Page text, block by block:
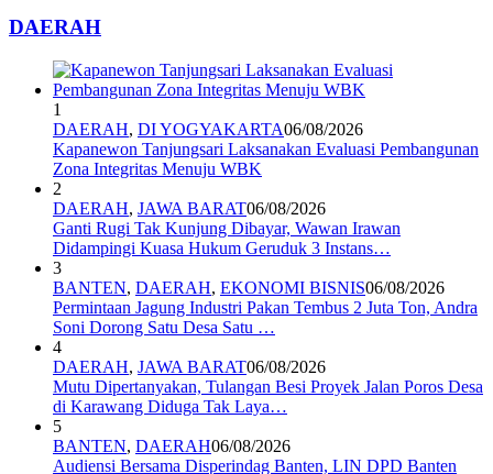
DAERAH
1
DAERAH, DI YOGYAKARTA06/08/2026
Kapanewon Tanjungsari Laksanakan Evaluasi Pembangunan
Zona Integritas Menuju WBK
2
DAERAH, JAWA BARAT06/08/2026
Ganti Rugi Tak Kunjung Dibayar, Wawan Irawan
Didampingi Kuasa Hukum Geruduk 3 Instans…
3
BANTEN, DAERAH, EKONOMI BISNIS06/08/2026
Permintaan Jagung Industri Pakan Tembus 2 Juta Ton, Andra
Soni Dorong Satu Desa Satu …
4
DAERAH, JAWA BARAT06/08/2026
Mutu Dipertanyakan, Tulangan Besi Proyek Jalan Poros Desa
di Karawang Diduga Tak Laya…
5
BANTEN, DAERAH06/08/2026
Audiensi Bersama Disperindag Banten, LIN DPD Banten